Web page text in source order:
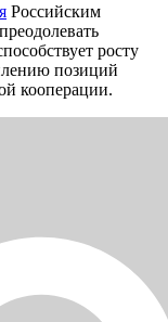
Российским
росту
позиций
кооперации.